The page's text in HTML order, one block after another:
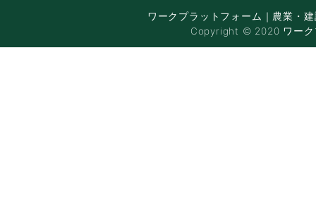
ワークプラットフォーム｜農業・
Copyright © 2020 ワーク